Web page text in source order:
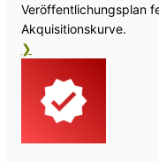
Veröffentlichungsplan
Akquisitionskurve.
❯